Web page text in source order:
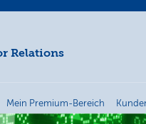
Relations
Mein Premium-Bereich